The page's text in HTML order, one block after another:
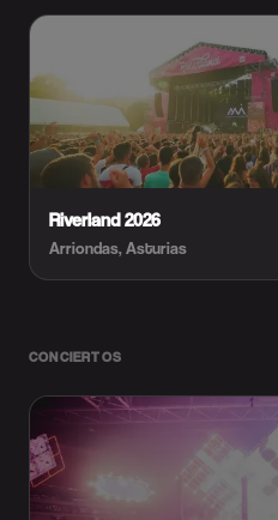
Riverland 2026
Arriondas, Asturias
CONCIERTOS